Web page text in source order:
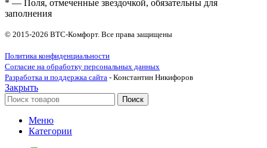
* — Поля, отмеченные звездочкой, обязательны для
заполнения
© 2015-2026 ВТС-Комфорт. Все права защищены
Политика конфиденциальности
Согласие на обработку персональных данных
Разработка и поддержка сайта - Константин Никифоров
Закрыть
Поиск
Меню
Категории